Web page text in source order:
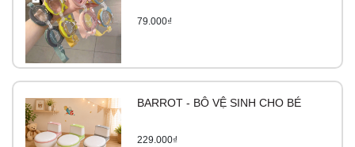
79.000₫
BARROT - BÔ VỆ SINH CHO BÉ
229.000₫